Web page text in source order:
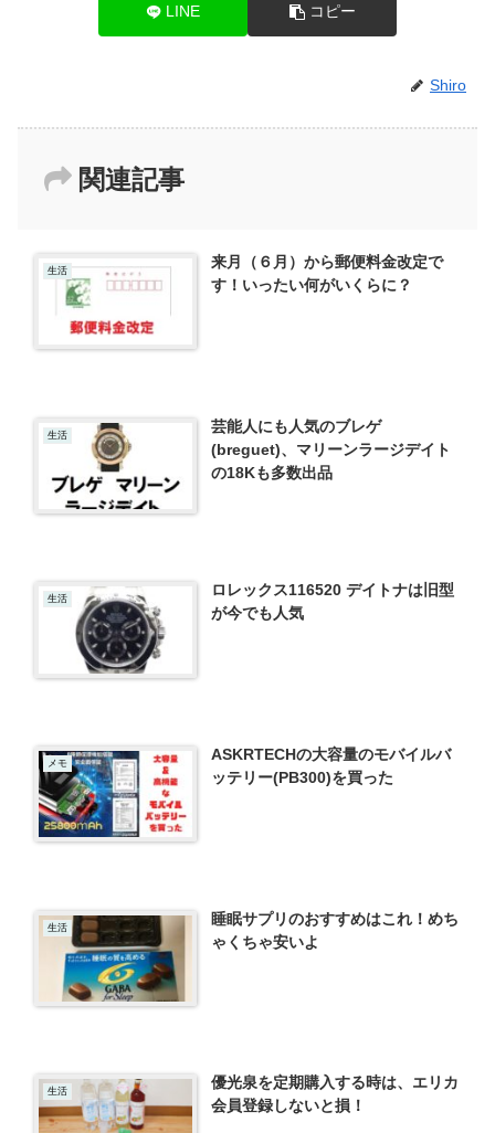
LINE コピー
Shiro
関連記事
生活
来月（６月）から郵便料金改定で
す！いったい何がいくらに？
生活
芸能人にも人気のブレゲ
(breguet)、マリーンラージデイト
の18Kも多数出品
生活
ロレックス116520 デイトナは旧型
が今でも人気
メモ
ASKRTECHの大容量のモバイルバ
ッテリー(PB300)を買った
生活
睡眠サプリのおすすめはこれ！めち
ゃくちゃ安いよ
生活
優光泉を定期購入する時は、エリカ
会員登録しないと損！